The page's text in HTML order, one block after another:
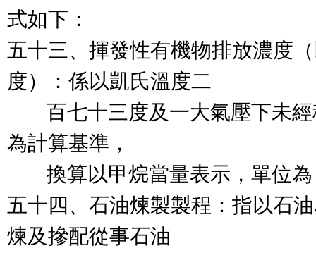
式如下：
五十三、揮發性有機物排放濃度
度）：係以凱氏溫度二
百七十三度及一大氣壓下未經
為計算基準，
換算以甲烷當量表示，單位為
五十四、石油煉製製程：指以石
煉及摻配從事石油